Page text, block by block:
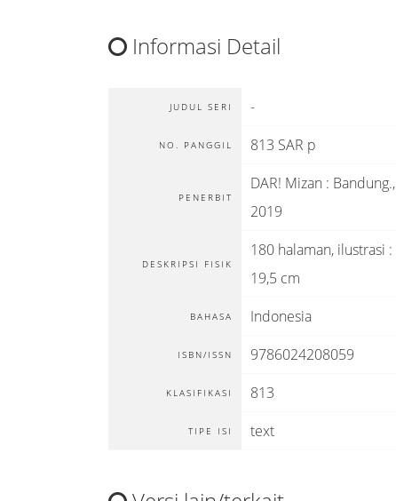
Informasi Detail
JUDUL SERI -
NO. PANGGIL 813 SAR p
PENERBIT
DAR! Mizan : Bandung.,
2019
DESKRIPSI FISIK
180 halaman, ilustrasi :
19,5 cm
BAHASA Indonesia
ISBN/ISSN 9786024208059
KLASIFIKASI 813
TIPE ISI text